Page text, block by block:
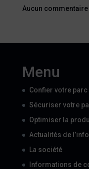
Aucun commentaire
Menu
Confier votre
Sécuriser votre
Optimiser la
Actualités de
La société
Informations de